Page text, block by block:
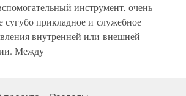
инструмент, очень
сугубо прикладное и служебное
внутренней или внешней
Между